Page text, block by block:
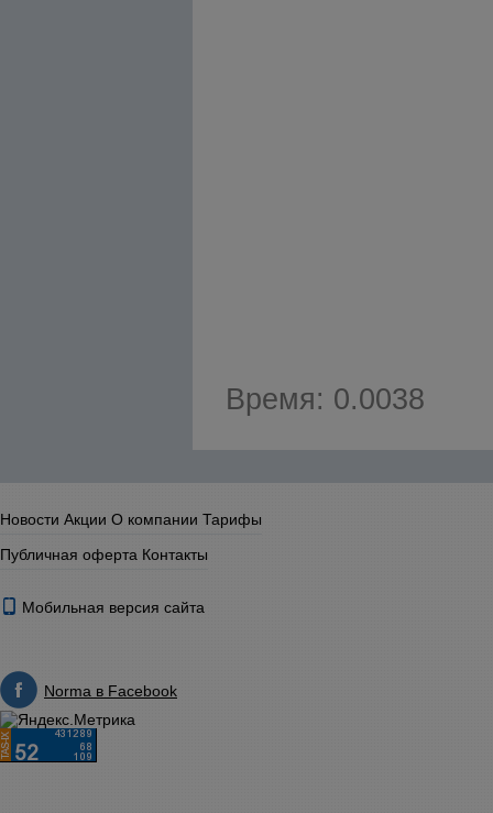
Время: 0.0038
Новости Акции О компании Тарифы
Публичная оферта Контакты
Мобильная версия сайта
Norma в Facebook